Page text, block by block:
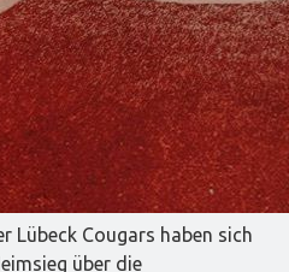
Lübeck Cougars haben sich
über die